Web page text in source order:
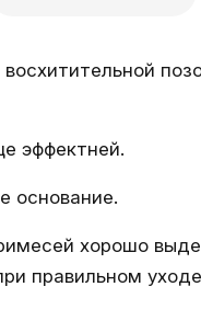
эффектней.
основание.
хорошо
правильном